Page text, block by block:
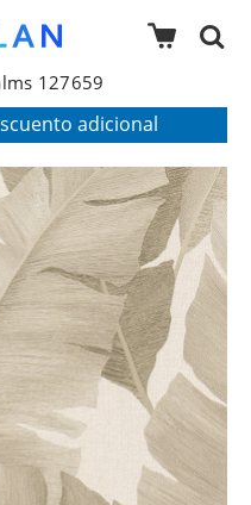
127659
AGOSTO2026
adicional
a 120€